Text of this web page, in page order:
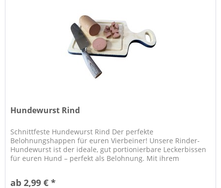
Hundewurst Rind
Schnittfeste Hundewurst Rind Der perfekte
Belohnungshappen für euren Vierbeiner! Unsere Rinder-
Hundewurst ist der ideale, gut portionierbare Leckerbissen
für euren Hund – perfekt als Belohnung. Mit ihrem
ab 2,99 € *